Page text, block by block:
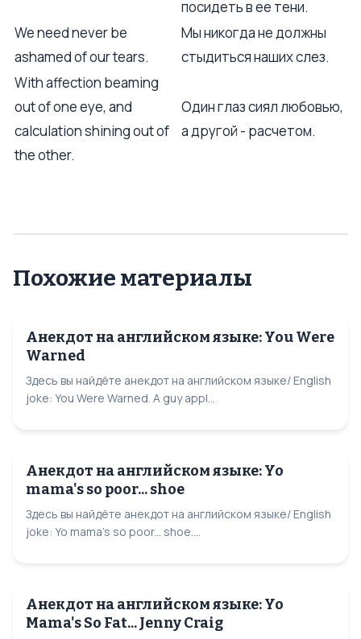
посидеть в ее тени.
We need never be
ashamed of our tears.
Мы никогда не должны
стыдиться наших слез.
With affection beaming
out of one eye, and
calculation shining out of
the other.
Один глаз сиял любовью,
а другой - расчетом.
Похожие материалы
Анекдот на английском языке: You Were
Warned
Здесь вы найдёте анекдот на английском языке/ English
joke: You Were Warned. A guy appl...
Анекдот на английском языке: Yo
mama's so poor... shoe
Здесь вы найдёте анекдот на английском языке/ English
joke: Yo mama's so poor... shoe....
Анекдот на английском языке: Yo
Mama's So Fat... Jenny Craig